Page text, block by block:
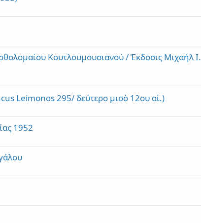
Κουτλουμουσιανού / Έκδοσις Μιχαήλ Ι.
Leimonos 295/ δεύτερο μισὸ 12ου αἰ.)
1952